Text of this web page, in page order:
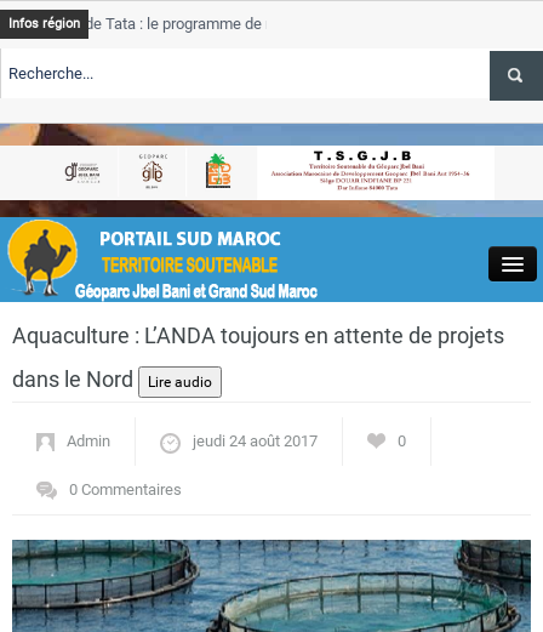
Close
Actualités
Circuits touristiques
Infos région
Tata : le programme de rehabilitation post-inondations
TSGJB Tourisme : l’ONMT renforce l’aerien a Dakhla et
Tata
service
TSGJB Tourisme au Maroc : Transavia renforce les vols Paris-
Aquaculture : L’ANDA toujours en attente de projets
dans le Nord
Admin jeudi 24 août 2017 0
0 Commentaires